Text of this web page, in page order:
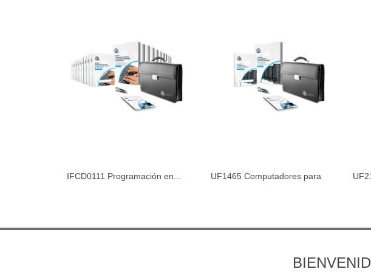
Añadir al carrito
IFCD0111 Programación en... Añadir al carrito
UF1465 Computadores para